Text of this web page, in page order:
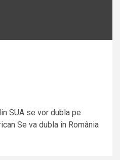
SUA se vor dubla pe
Se va dubla în România